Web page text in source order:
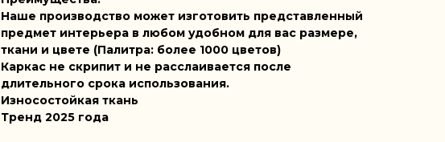
Наше производство может изготовить представленный
предмет интерьера в любом удобном для вас размере,
ткани и цвете (Палитра: более 1000 цветов)
Каркас не скрипит и не расслаивается после
длительного срока использования.
Износостойкая ткань
Тренд 2025 года